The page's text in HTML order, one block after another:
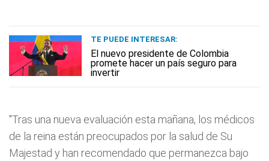
TE PUEDE INTERESAR:
El nuevo presidente de Colombia
promete hacer un país seguro para
invertir
"Tras una nueva evaluación esta mañana, los médicos
de la reina están preocupados por la salud de Su
Majestad y han recomendado que permanezca bajo